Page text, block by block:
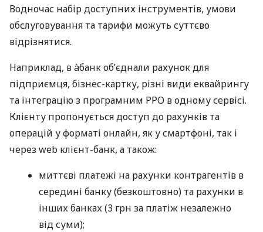
Водночас набір доступних інструментів, умови
обслуговування та тарифи можуть суттєво
відрізнятися.
Наприклад, в àбанк об’єднали рахунок для
підприємця, бізнес-картку, різні види еквайрингу
та інтеграцію з програмним РРО в одному сервісі.
Клієнту пропонується доступ до рахунків та
операцій у форматі онлайн, як у смартфоні, так і
через web клієнт-банк, а також:
миттєві платежі на рахунки контрагентів в
середині банку (безкоштовно) та рахунки в
інших банках (3 грн за платіж незалежно
від суми);